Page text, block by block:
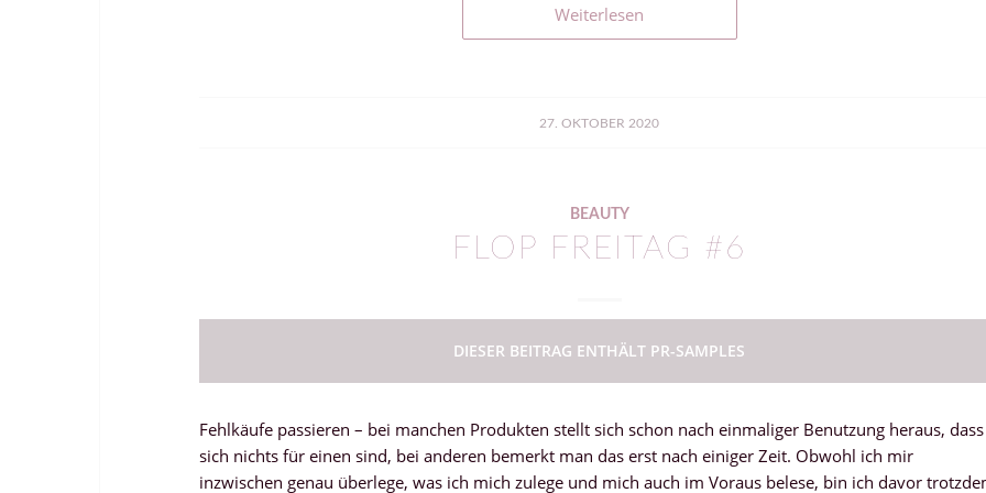
Weiterlesen
27. OKTOBER 2020
BEAUTY
FLOP FREITAG #6
DIESER BEITRAG ENTHÄLT PR-SAMPLES
Fehlkäufe passieren – bei manchen Produkten stellt sich schon nach einmaliger Benutzung heraus, dass
sich nichts für einen sind, bei anderen bemerkt man das erst nach einiger Zeit. Obwohl ich mir
inzwischen genau überlege, was ich mich zulege und mich auch im Voraus belese, bin ich davor